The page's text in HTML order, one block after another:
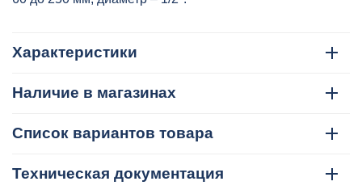
Характеристики
Наличие в магазинах
Список вариантов товара
Техническая документация